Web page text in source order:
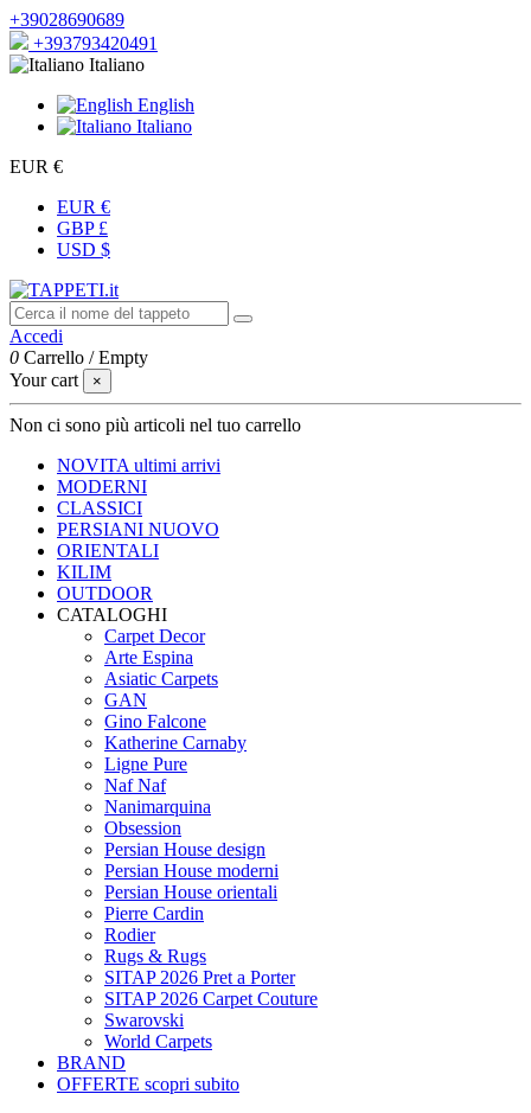
+39028690689
+393793420491
Italiano
English
Italiano
EUR €
EUR €
GBP £
USD $
Accedi
0 Carrello /Empty
Your cart
×
Non ci sono più articoli nel tuo carrello
NOVITA ultimi arrivi
MODERNI
CLASSICI
PERSIANI NUOVO
ORIENTALI
KILIM
OUTDOOR
CATALOGHI
Carpet Decor
Arte Espina
Asiatic Carpets
GAN
Gino Falcone
Katherine Carnaby
Ligne Pure
Naf Naf
Nanimarquina
Obsession
Persian House design
Persian House moderni
Persian House orientali
Pierre Cardin
Rodier
Rugs & Rugs
SITAP 2026 Pret a Porter
SITAP 2026 Carpet Couture
Swarovski
World Carpets
BRAND
OFFERTE scopri subito